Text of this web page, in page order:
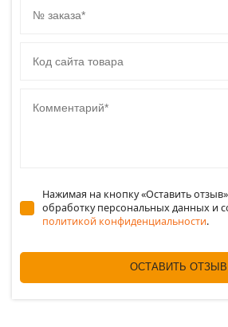
Нажимая на кнопку «Оставить
обработку персональных данных и
политикой конфиденциальности.
ОСТАВИТЬ ОТЗЫВ